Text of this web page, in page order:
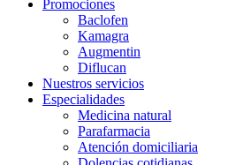
Promociones
Baclofen
Kamagra
Augmentin
Diflucan
Nuestros servicios
Especialidades
Medicina natural
Parafarmacia
Atención domiciliaria